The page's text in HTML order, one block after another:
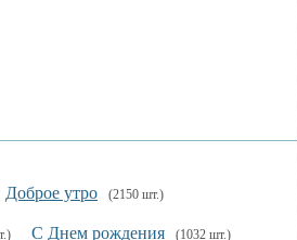
Доброе утро (2150 шт.)
С Днем рождения (1032 шт.)